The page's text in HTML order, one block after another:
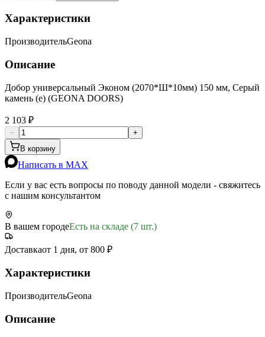
Характеристики
ПроизводительGeona
Описание
Добор универсальный Эконом (2070*Ш*10мм) 150 мм, Серый
камень (е) (GEONA DOORS)
2 103 ₽
−
+
В корзину
Написать в MAX
Если у вас есть вопросы по поводу данной модели - свяжитесь
с нашим консультантом
В вашем городеЕсть на складе (7 шт.)
Доставкаот 1 дня, от 800 ₽
Характеристики
ПроизводительGeona
Описание